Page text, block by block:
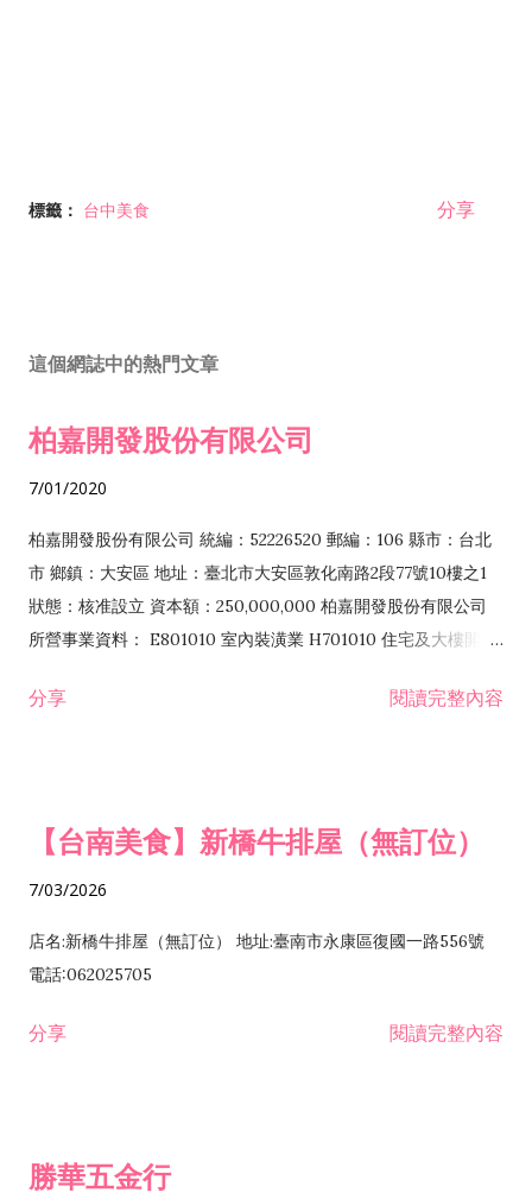
標籤： 台中美食 分享
這個網誌中的熱門文章
柏嘉開發股份有限公司
7/01/2020
柏嘉開發股份有限公司 統編：52226520 郵編：106 縣市：台北
市 鄉鎮：大安區 地址：臺北市大安區敦化南路2段77號10樓之1
狀態：核准設立 資本額：250,000,000 柏嘉開發股份有限公司
所營事業資料： E801010 室內裝潢業 H701010 住宅及大樓開發
發業 H703090 不動產買賣業 H703100 不動產租賃業 I503010
分享 閱讀完整內容
【台南美食】新橋牛排屋（無訂位）
7/03/2026
店名:新橋牛排屋（無訂位） 地址:臺南市永康區復國一路556號
電話:062025705
分享 閱讀完整內容
勝華五金行